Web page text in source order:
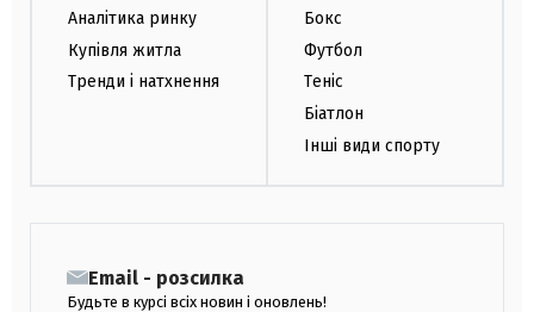
Аналітика ринку
Купівля житла
Тренди і натхнення
Бокс
Футбол
Теніс
Біатлон
Інші види спорту
Email - розсилка
Будьте в курсі всіх новин і оновлень!